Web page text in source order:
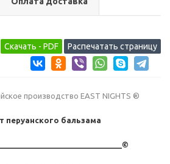
производство EAST NIGHTS ®
перуанского бальзама